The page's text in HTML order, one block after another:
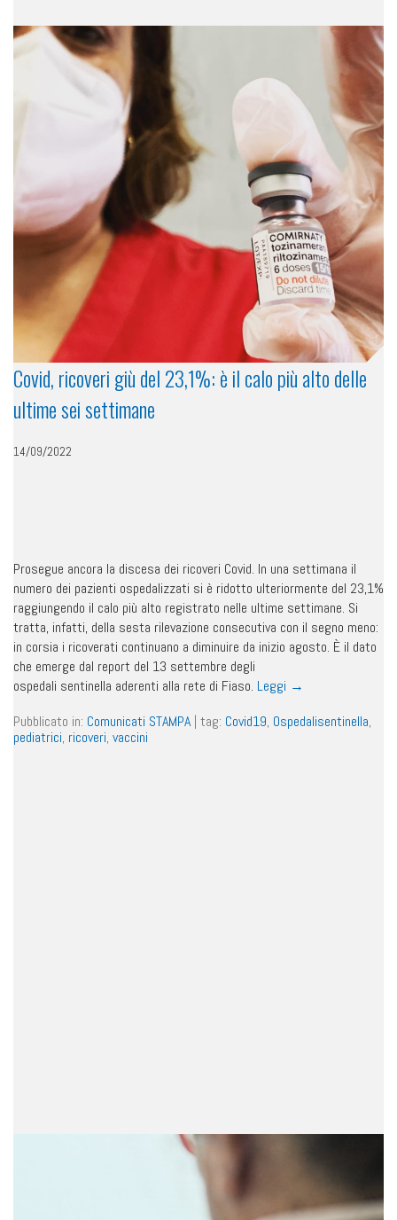
Covid, ricoveri giù del 23,1%: è il calo più alto delle
ultime sei settimane
14/09/2022
Prosegue ancora la discesa dei ricoveri Covid. In una settimana il
numero dei pazienti ospedalizzati si è ridotto ulteriormente del 23,1%
raggiungendo il calo più alto registrato nelle ultime settimane. Si
tratta, infatti, della sesta rilevazione consecutiva con il segno meno:
in corsia i ricoverati continuano a diminuire da inizio agosto. È il dato
che emerge dal report del 13 settembre degli
ospedali sentinella aderenti alla rete di Fiaso. Leggi →
Pubblicato in: Comunicati STAMPA | tag: Covid19, Ospedalisentinella,
pediatrici, ricoveri, vaccini